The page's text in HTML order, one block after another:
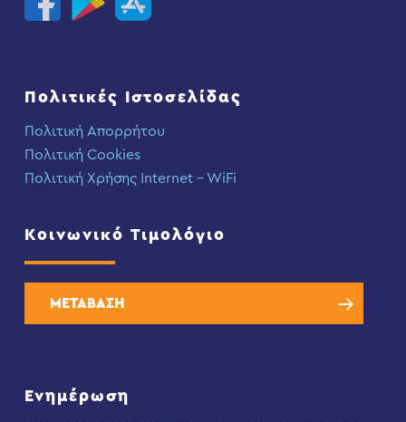
Πολιτικές Ιστοσελίδας
Πολιτική Απορρήτου
Πολιτική Cookies
Πολιτική Χρήσης Internet – WiFi
Κοινωνικό Τιμολόγιο
ΜΕΤΑΒΑΣΗ
Ενημέρωση